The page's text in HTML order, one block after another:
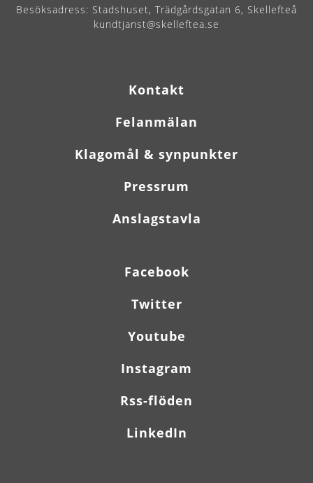
Besöksadress: Stadshuset, Trädgårdsgatan 6, Skellefteå
kundtjanst@skelleftea.se
Kontakt
Felanmälan
Klagomål & synpunkter
Pressrum
Anslagstavla
Facebook
Twitter
Youtube
Instagram
Rss-flöden
LinkedIn